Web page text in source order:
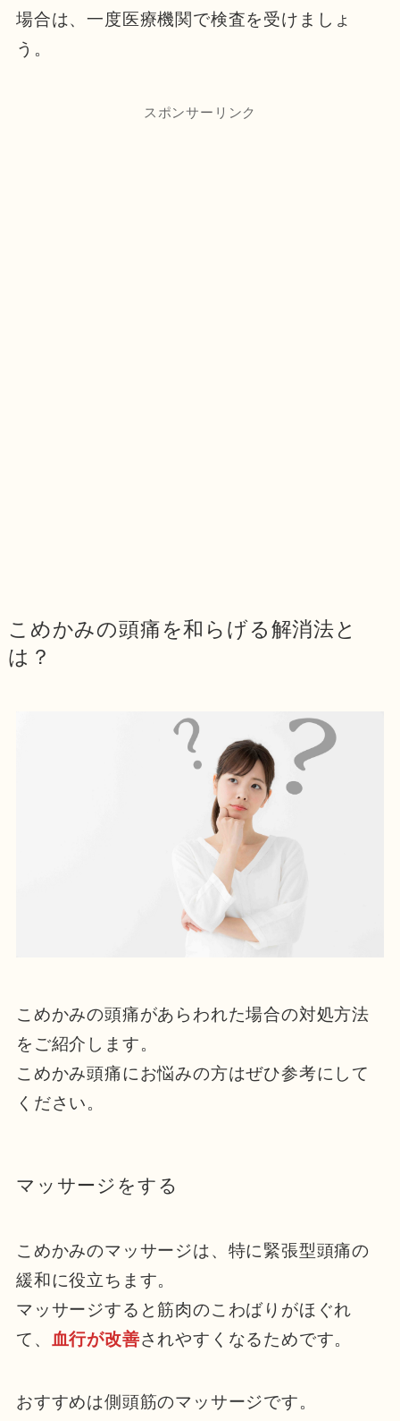
場合は、一度医療機関で検査を受けましょ
う。
スポンサーリンク
こめかみの頭痛を和らげる解消法と
は？
こめかみの頭痛があらわれた場合の対処方法
をご紹介します。
こめかみ頭痛にお悩みの方はぜひ参考にして
ください。
マッサージをする
こめかみのマッサージは、特に緊張型頭痛の
緩和に役立ちます。
マッサージすると筋肉のこわばりがほぐれ
て、
血行が改善されやすくなるためです。
おすすめは側頭筋のマッサージです。